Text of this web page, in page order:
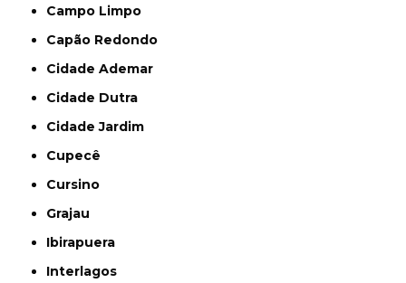
Campo Limpo
Capão Redondo
Cidade Ademar
Cidade Dutra
Cidade Jardim
Cupecê
Cursino
Grajau
Ibirapuera
Interlagos